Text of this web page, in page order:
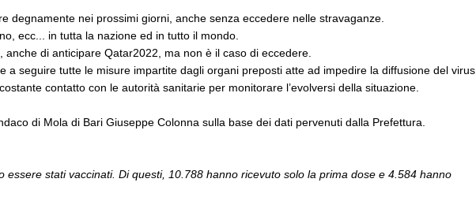
degnamente nei prossimi giorni, anche senza eccedere nelle stravaganze.
ecc... in tutta la nazione ed in tutto il mondo.
di anticipare Qatar2022, ma non è il caso di eccedere.
a seguire tutte le misure impartite dagli organi preposti atte ad impedire la diffusione del virus.
contatto con le autorità sanitarie per monitorare l’evolversi della situazione.
di Mola di Bari Giuseppe Colonna sulla base dei dati pervenuti dalla Prefettura.
stati vaccinati. Di questi, 10.788 hanno ricevuto solo la prima dose e 4.584 hanno